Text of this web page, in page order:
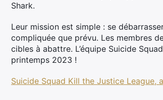
Shark.
Leur mission est simple : se
compliquée que prévu. Les membres
cibles à abattre. L’équipe Suicide
printemps 2023 !
Suicide Squad Kill the Justice League,